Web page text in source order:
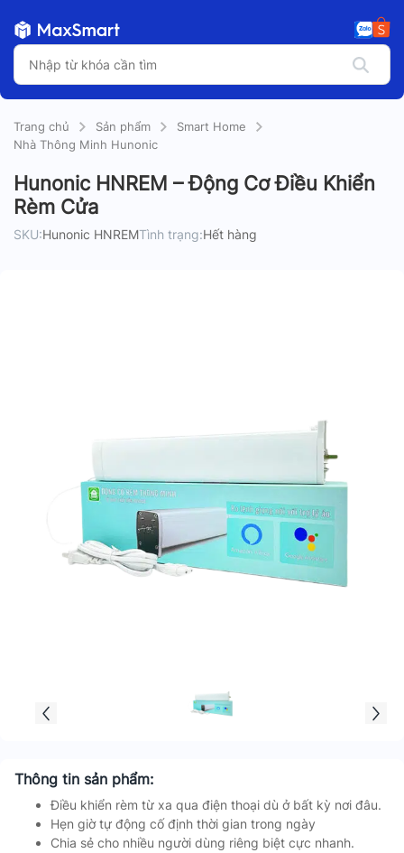
Trang chủ Sản phẩm
Smart Home
Nhà Thông Minh Hunonic
Hunonic HNREM – Động Cơ Điều Khiển
Rèm Cửa
SKU:Hunonic HNREMTình trạng:Hết hàng
Thông tin sản phẩm:
Điều khiển rèm từ xa qua điện thoại dù ở bất kỳ nơi đâu.
Hẹn giờ tự động cố định thời gian trong ngày
Chia sẻ cho nhiều người dùng riêng biệt cực nhanh.